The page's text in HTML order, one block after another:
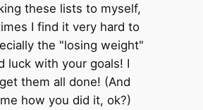
these lists to myself,
I find it very hard to
the "losing weight"
luck with your goals! I
them all done! (And
how you did it, ok?)